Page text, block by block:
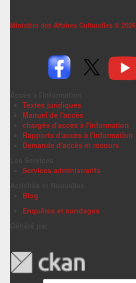
Ministère des Affaires Culturelles © 2026
Textes juridiques
Manuel de l'accès
chargés d'accès à l'information
Rapports d'accès à l'information
Demande d'accès et recours
Services administratifs
Blog
Enquêtes et sondages